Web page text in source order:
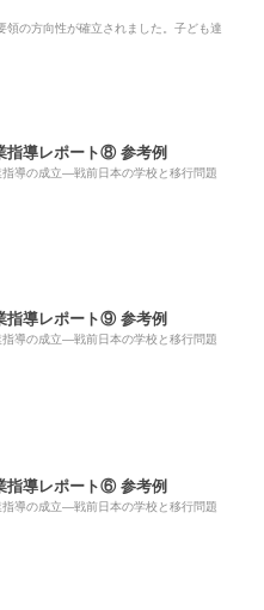
領の方向性が確立されました。子ども達
指導レポート⑧ 参考例
指導の成立―戦前日本の学校と移行問題
指導レポート⑨ 参考例
指導の成立―戦前日本の学校と移行問題
指導レポート⑥ 参考例
指導の成立―戦前日本の学校と移行問題